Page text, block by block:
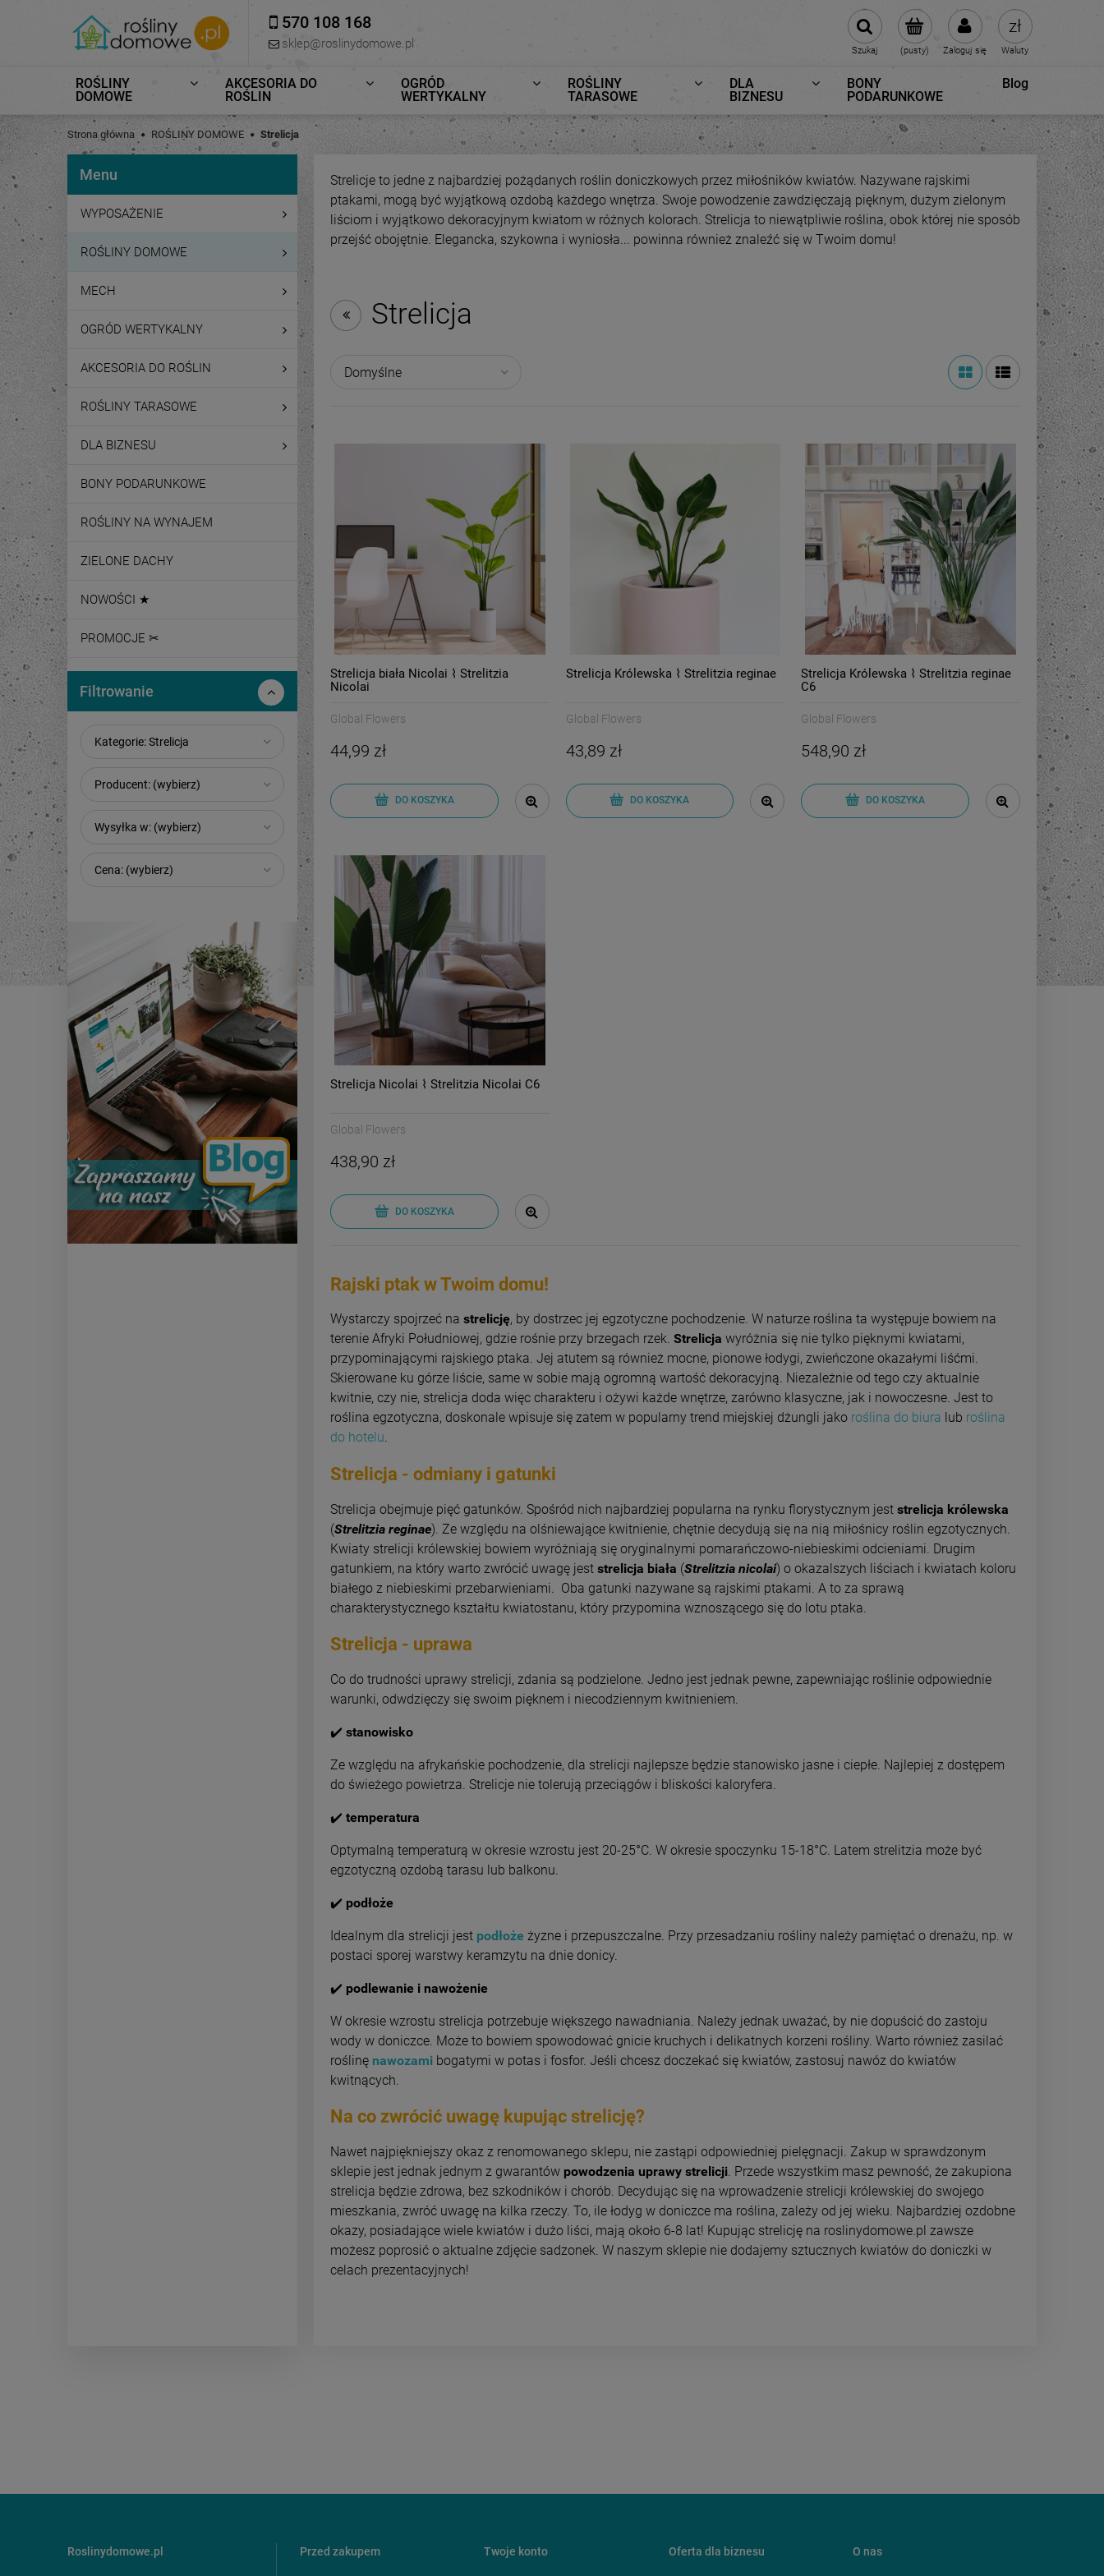
570 108 168
sklep@roslinydomowe.pl (pusty) Zaloguj się
Szukaj Waluty
ROŚLINY
DOMOWE
AKCESORIA DO
ROŚLIN
OGRÓD
WERTYKALNY
ROŚLINY
TARASOWE
DLA
BIZNESU
BONY
PODARUNKOWE
Blog
Strona główna ROŚLINY DOMOWE Strelicja
Menu
WYPOSAŻENIE
ROŚLINY DOMOWE
MECH
OGRÓD WERTYKALNY
AKCESORIA DO ROŚLIN
ROŚLINY TARASOWE
DLA BIZNESU
BONY PODARUNKOWE
ROŚLINY NA WYNAJEM
ZIELONE DACHY
NOWOŚCI ★
PROMOCJE ✂
Filtrowanie
Kategorie: Strelicja
Producent: (wybierz)
Wysyłka w: (wybierz)
Cena: (wybierz)
Strelicje to jedne z najbardziej pożądanych roślin doniczkowych przez miłośników kwiatów. Nazywane rajskimi
ptakami, mogą być wyjątkową ozdobą każdego wnętrza. Swoje powodzenie zawdzięczają pięknym, dużym zielonym
liściom i wyjątkowo dekoracyjnym kwiatom w różnych kolorach. Strelicja to niewątpliwie roślina, obok której nie sposób
przejść obojętnie. Elegancka, szykowna i wyniosła... powinna również znaleźć się w Twoim domu!
Strelicja
Strelicja biała Nicolai ⌇ Strelitzia
Nicolai
Global Flowers
44,99 zł
DO KOSZYKA
Strelicja Królewska ⌇ Strelitzia reginae
Global Flowers
43,89 zł
DO KOSZYKA
Strelicja Królewska ⌇ Strelitzia reginae
C6
Global Flowers
548,90 zł
DO KOSZYKA
Strelicja Nicolai ⌇ Strelitzia Nicolai C6
Global Flowers
438,90 zł
DO KOSZYKA
Rajski ptak w Twoim domu!
Wystarczy spojrzeć na strelicję, by dostrzec jej egzotyczne pochodzenie. W naturze roślina ta występuje bowiem na
terenie Afryki Południowej, gdzie rośnie przy brzegach rzek. Strelicja wyróżnia się nie tylko pięknymi kwiatami,
przypominającymi rajskiego ptaka. Jej atutem są również mocne, pionowe łodygi, zwieńczone okazałymi liśćmi.
Skierowane ku górze liście, same w sobie mają ogromną wartość dekoracyjną. Niezależnie od tego czy aktualnie
kwitnie, czy nie, strelicja doda więc charakteru i ożywi każde wnętrze, zarówno klasyczne, jak i nowoczesne. Jest to
roślina egzotyczna, doskonale wpisuje się zatem w popularny trend miejskiej dżungli jako roślina do biura lub roślina
do hotelu.
Strelicja - odmiany i gatunki
Strelicja obejmuje pięć gatunków. Spośród nich najbardziej popularna na rynku florystycznym jest strelicja królewska
(Strelitzia reginae). Ze względu na olśniewające kwitnienie, chętnie decydują się na nią miłośnicy roślin egzotycznych.
Kwiaty strelicji królewskiej bowiem wyróżniają się oryginalnymi pomarańczowo-niebieskimi odcieniami. Drugim
gatunkiem, na który warto zwrócić uwagę jest strelicja biała (Strelitzia nicolai) o okazalszych liściach i kwiatach koloru
białego z niebieskimi przebarwieniami. Oba gatunki nazywane są rajskimi ptakami. A to za sprawą
charakterystycznego kształtu kwiatostanu, który przypomina wznoszącego się do lotu ptaka.
Strelicja - uprawa
Co do trudności uprawy strelicji, zdania są podzielone. Jedno jest jednak pewne, zapewniając roślinie odpowiednie
warunki, odwdzięczy się swoim pięknem i niecodziennym kwitnieniem.
✔️ stanowisko
Ze względu na afrykańskie pochodzenie, dla strelicji najlepsze będzie stanowisko jasne i ciepłe. Najlepiej z dostępem
do świeżego powietrza. Strelicje nie tolerują przeciągów i bliskości kaloryfera.
✔️ temperatura
Optymalną temperaturą w okresie wzrostu jest 20-25°C. W okresie spoczynku 15-18°C. Latem strelitzia może być
egzotyczną ozdobą tarasu lub balkonu.
✔️ podłoże
Idealnym dla strelicji jest podłoże żyzne i przepuszczalne. Przy przesadzaniu rośliny należy pamiętać o drenażu, np. w
postaci sporej warstwy keramzytu na dnie donicy.
✔️ podlewanie i nawożenie
W okresie wzrostu strelicja potrzebuje większego nawadniania. Należy jednak uważać, by nie dopuścić do zastoju
wody w doniczce. Może to bowiem spowodować gnicie kruchych i delikatnych korzeni rośliny. Warto również zasilać
roślinę nawozami bogatymi w potas i fosfor. Jeśli chcesz doczekać się kwiatów, zastosuj nawóz do kwiatów
kwitnących.
Na co zwrócić uwagę kupując strelicję?
Nawet najpiękniejszy okaz z renomowanego sklepu, nie zastąpi odpowiedniej pielęgnacji. Zakup w sprawdzonym
sklepie jest jednak jednym z gwarantów powodzenia uprawy strelicji. Przede wszystkim masz pewność, że zakupiona
strelicja będzie zdrowa, bez szkodników i chorób. Decydując się na wprowadzenie strelicji królewskiej do swojego
mieszkania, zwróć uwagę na kilka rzeczy. To, ile łodyg w doniczce ma roślina, zależy od jej wieku. Najbardziej ozdobne
okazy, posiadające wiele kwiatów i dużo liści, mają około 6-8 lat! Kupując strelicję na roslinydomowe.pl zawsze
możesz poprosić o aktualne zdjęcie sadzonek. W naszym sklepie nie dodajemy sztucznych kwiatów do doniczki w
celach prezentacyjnych!
Roslinydomowe.pl Przed zakupem Twoje konto Oferta dla biznesu O nas